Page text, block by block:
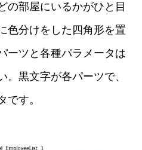
の部屋にいるかがひと目
色分けをした四角形を置
ーツと各種パラメータは
。黒文字が各パーツで、
です。